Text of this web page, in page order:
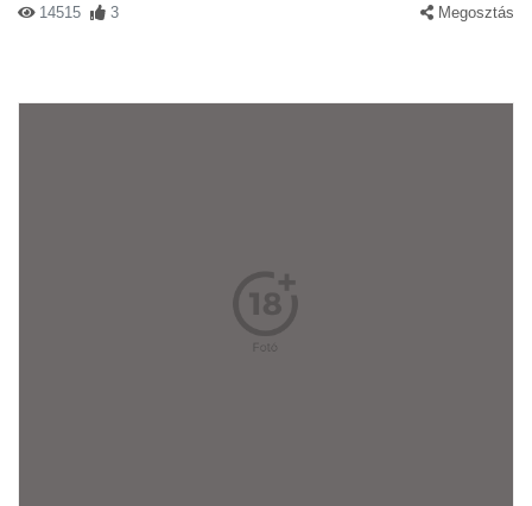
14515 3 Megosztás